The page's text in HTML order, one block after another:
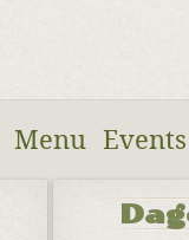
Menu Events